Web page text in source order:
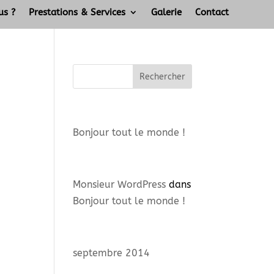
? Prestations & Services Galerie Contact
Bonjour tout le monde !
Monsieur WordPress dans
Bonjour tout le monde !
septembre 2014